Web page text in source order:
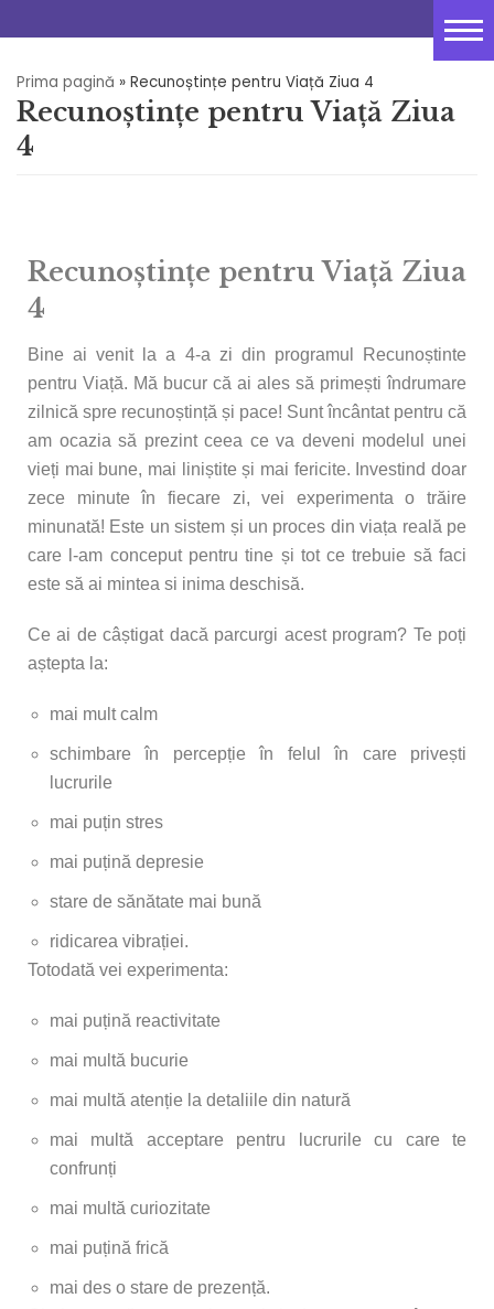
Acasă
Despre
Resurse Gratuite
Sedinte 1 la 1
Blog
Contact
conținut
Prima pagină » Recunoștințe pentru Viață Ziua 4
Recunoștințe pentru Viață Ziua
4
Recunoștințe pentru Viață Ziua
4
Bine ai venit la a 4-a zi din programul Recunoștinte
pentru Viață. Mă bucur că ai ales să primești îndrumare
zilnică spre recunoștință și pace! Sunt încântat pentru că
am ocazia să prezint ceea ce va deveni modelul unei
vieți mai bune, mai liniștite și mai fericite. Investind doar
zece minute în fiecare zi, vei experimenta o trăire
minunată! Este un sistem și un proces din viața reală pe
care l-am conceput pentru tine și tot ce trebuie să faci
este să ai mintea si inima deschisă.
Ce ai de câștigat dacă parcurgi acest program? Te poți
aștepta la:
mai mult calm
schimbare în percepție în felul în care privești
lucrurile
mai puțin stres
mai puțină depresie
stare de sănătate mai bună
ridicarea vibrației.
Totodată vei experimenta:
mai puțină reactivitate
mai multă bucurie
mai multă atenție la detaliile din natură
mai multă acceptare pentru lucrurile cu care te
confrunți
mai multă curiozitate
mai puțină frică
mai des o stare de prezență.